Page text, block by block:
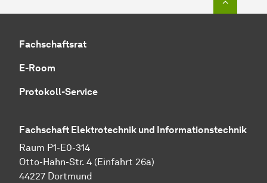
Fachschaftsrat
E-Room
Protokoll-Service
Fachschaft Elektrotechnik und Informationstechnik
Raum P1-E0-314
Otto-Hahn-Str. 4 (Einfahrt 26a)
44227 Dortmund